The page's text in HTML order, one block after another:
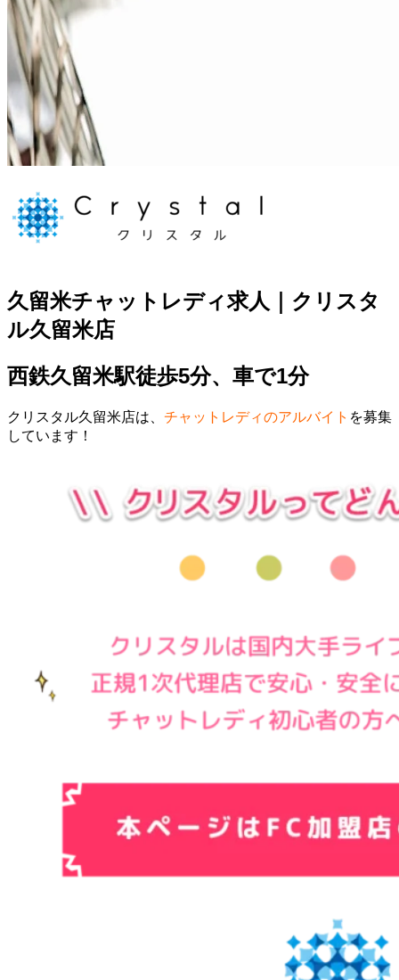
久留米チャットレディ求人｜クリスタ
ル久留米店
西鉄久留米駅徒歩5分、車で1分
クリスタル久留米店は、 チャットレディのアルバイト を募集
しています！